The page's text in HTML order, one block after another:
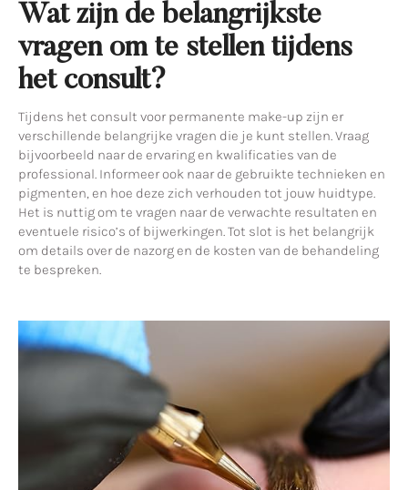
Wat zijn de belangrijkste
vragen om te stellen tijdens
het consult?
Tijdens het consult voor permanente make-up zijn er
verschillende belangrijke vragen die je kunt stellen. Vraag
bijvoorbeeld naar de ervaring en kwalificaties van de
professional. Informeer ook naar de gebruikte technieken en
pigmenten, en hoe deze zich verhouden tot jouw huidtype.
Het is nuttig om te vragen naar de verwachte resultaten en
eventuele risico’s of bijwerkingen. Tot slot is het belangrijk
om details over de nazorg en de kosten van de behandeling
te bespreken.